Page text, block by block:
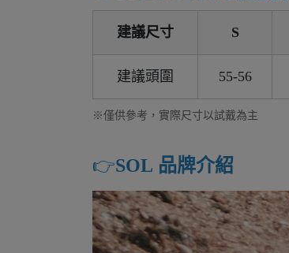
建議尺寸 S
建議頭圍 55-56
※僅供參考，實際尺寸以試戴為主
👉️SOL 品牌介紹